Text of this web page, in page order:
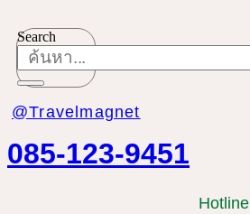
Search
@Travelmagnet
085-123-9451
Hotline